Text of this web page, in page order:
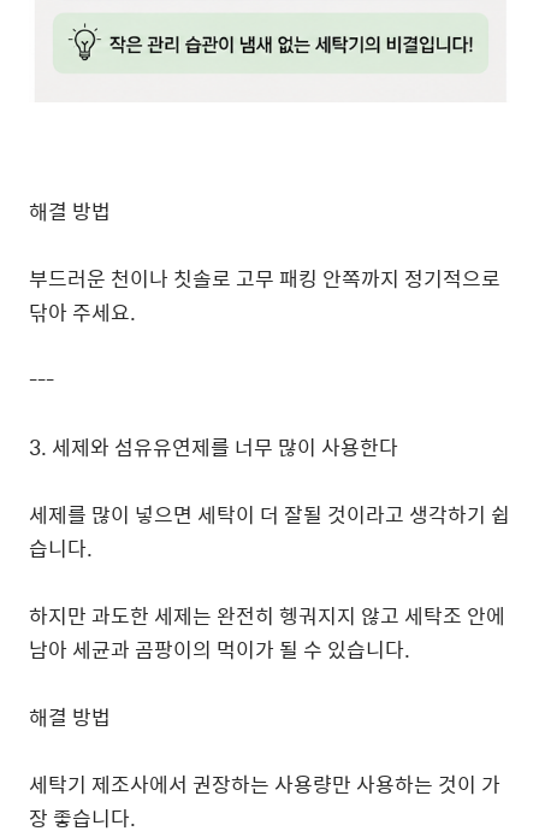
해결 방법
부드러운 천이나 칫솔로 고무 패킹 안쪽까지 정기적으로
닦아 주세요.
---
3. 세제와 섬유유연제를 너무 많이 사용한다
세제를 많이 넣으면 세탁이 더 잘될 것이라고 생각하기 쉽
습니다.
하지만 과도한 세제는 완전히 헹궈지지 않고 세탁조 안에
남아 세균과 곰팡이의 먹이가 될 수 있습니다.
해결 방법
세탁기 제조사에서 권장하는 사용량만 사용하는 것이 가
장 좋습니다.